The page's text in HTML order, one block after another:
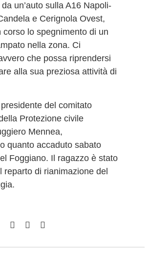
un’auto sulla A16 Napoli-
e Cerignola Ovest,
corso lo spegnimento di un
nella zona. Ci
che possa riprendersi
alla sua preziosa attività di
del comitato
Protezione civile
Mennea,
quanto accaduto sabato
Foggiano. Il ragazzo è stato
reparto di rianimazione del